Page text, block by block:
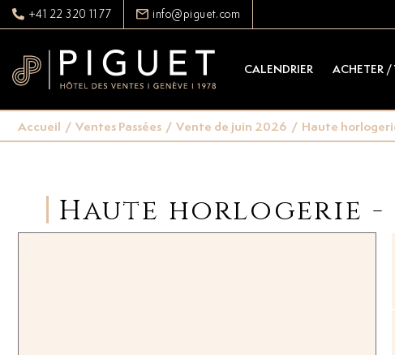
+41 22 320 11 77 info@piguet.com
CALENDRIER ACHETER /
Accueil / Ventes Passées / Vente de juin 2026 / Haute
Haute horlogerie -